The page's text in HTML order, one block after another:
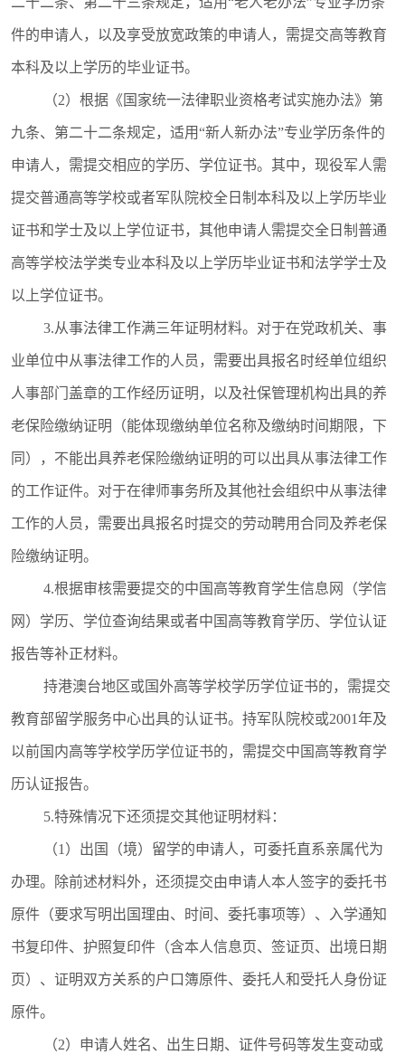
件的申请人，以及享受放宽政策的申请人，需提交高等教育
本科及以上学历的毕业证书。
（2）根据《国家统一法律职业资格考试实施办法》第
九条、第二十二条规定，适用“新人新办法”专业学历条件的
申请人，需提交相应的学历、学位证书。其中，现役军人需
提交普通高等学校或者军队院校全日制本科及以上学历毕业
证书和学士及以上学位证书，其他申请人需提交全日制普通
高等学校法学类专业本科及以上学历毕业证书和法学学士及
以上学位证书。
3.从事法律工作满三年证明材料。对于在党政机关、事
业单位中从事法律工作的人员，需要出具报名时经单位组织
人事部门盖章的工作经历证明，以及社保管理机构出具的养
老保险缴纳证明（能体现缴纳单位名称及缴纳时间期限，下
同），不能出具养老保险缴纳证明的可以出具从事法律工作
的工作证件。对于在律师事务所及其他社会组织中从事法律
工作的人员，需要出具报名时提交的劳动聘用合同及养老保
险缴纳证明。
4.根据审核需要提交的中国高等教育学生信息网（学信
网）学历、学位查询结果或者中国高等教育学历、学位认证
报告等补正材料。
持港澳台地区或国外高等学校学历学位证书的，需提交
教育部留学服务中心出具的认证书。持军队院校或2001年及
以前国内高等学校学历学位证书的，需提交中国高等教育学
历认证报告。
5.特殊情况下还须提交其他证明材料：
（1）出国（境）留学的申请人，可委托直系亲属代为
办理。除前述材料外，还须提交由申请人本人签字的委托书
原件（要求写明出国理由、时间、委托事项等）、入学通知
书复印件、护照复印件（含本人信息页、签证页、出境日期
页）、证明双方关系的户口簿原件、委托人和受托人身份证
原件。
（2）申请人姓名、出生日期、证件号码等发生变动或